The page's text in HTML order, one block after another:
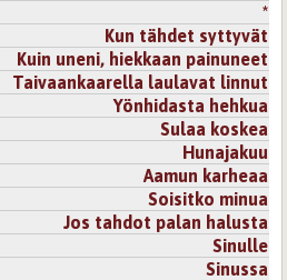
*
Kun tähdet syttyvät
Kuin uneni, hiekkaan painuneet
Taivaankaarella laulavat linnut
Yönhidasta hehkua
Sulaa koskea
Hunajakuu
Aamun karheaa
Soisitko minua
Jos tahdot palan halusta
Sinulle
Sinussa